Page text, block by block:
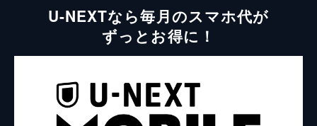
U-NEXTなら毎月のスマホ代が
ずっとお得に！